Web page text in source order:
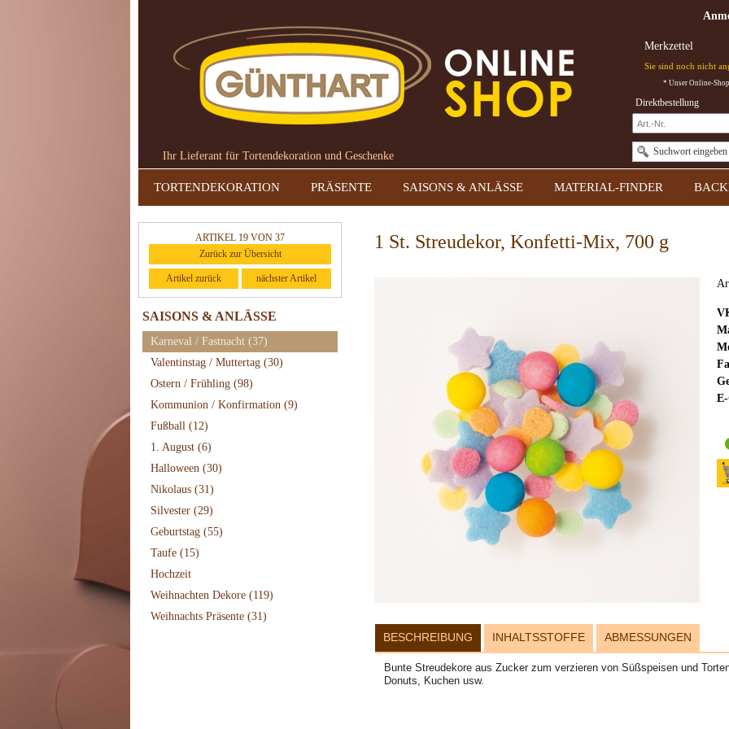
Ihr Lieferant für Tortendekoration und Geschenke
Merkzettel
Sie sind noch nicht
* Unser Online-
Suchwort eingeben
Direktbestellung
TORTENDEKORATION PRÄSENTE SAISONS & ANLÄSSE MATERIAL-FINDER
ARTIKEL 19 VON 37
Zurück zur Übersicht
Artikel zurück nächster Artikel
SAISONS & ANLÄSSE
Karneval / Fastnacht (37)
Valentinstag / Muttertag (30)
Ostern / Frühling (98)
Kommunion / Konfirmation (9)
Fußball (12)
1. August (6)
Halloween (30)
Nikolaus (31)
Silvester (29)
Geburtstag (55)
Taufe (15)
Hochzeit
Weihnachten Dekore (119)
Weihnachts Präsente (31)
1 St. Streudekor, Konfetti-Mix, 700 g
BESCHREIBUNG INHALTSSTOFFE ABMESSUNGEN
Bunte Streudekore aus Zucker zum verzieren von Süßspeisen und
Donuts, Kuchen usw.